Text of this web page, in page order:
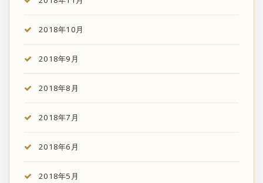
2018年10月
2018年9月
2018年8月
2018年7月
2018年6月
2018年5月